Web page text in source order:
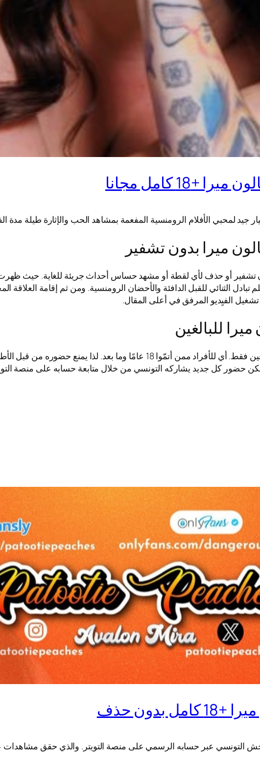
كامل مجانا
جيد لمحبي الأفلام الرومنسية المفعمة بمشاهد الحب والإثارة طيلة مدة
ميرا بدون تشفير
أو حذف لأي لقطة أو مشهد حساس أحداث جريئة للغاية. حيث ظهرت
الثنائي للقبل الدافئة والأحضان الرومنسية. ومن ثم إقامة العلاقة
الفيِديو المرفق في أعلى المقال.
للبالغين
يعتبر مقطع يوسف خليل مع افالون ميرا موجه للبالغين فقط. أي للأفراد ممن
حضور كل جديد يشاركه التونسي من خلال متابعة حسابه على منصة
حذف
التونسي عبر حسابه الرسمي على منصة التويتر. والذي حقق مشاهدات